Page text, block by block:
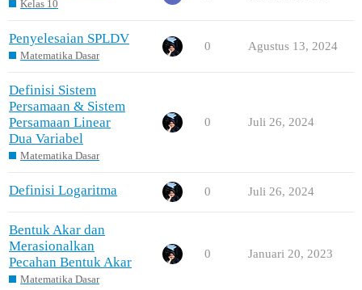
Kelas 10
Penyelesaian SPLDV
Matematika Dasar
0 Agustus 13, 2024
Definisi Sistem
Persamaan & Sistem
Persamaan Linear
Dua Variabel
Matematika Dasar
0 Juli 26, 2024
Definisi Logaritma 0 Juli 26, 2024
Bentuk Akar dan
Merasionalkan
Pecahan Bentuk Akar
Matematika Dasar
0 Januari 20, 2023